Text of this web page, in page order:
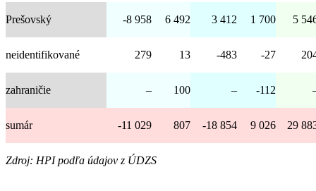
Prešovský -8 958 6 492 3 412 1 700 5
neidentifikované 279 13 -483 -27
zahraničie – 100 – -112
sumár -11 029 807 -18 854 9 026 29
Zdroj: HPI podľa údajov z ÚDZS